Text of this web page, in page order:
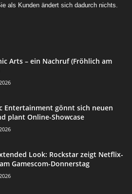
als Kunden ändert sich dadurch nichts.
Arts – ein Nachruf (Fröhlich am
Entertainment gönnt sich neuen
plant Online-Showcase
Look: Rockstar zeigt Netflix-
Gamescom-Donnerstag